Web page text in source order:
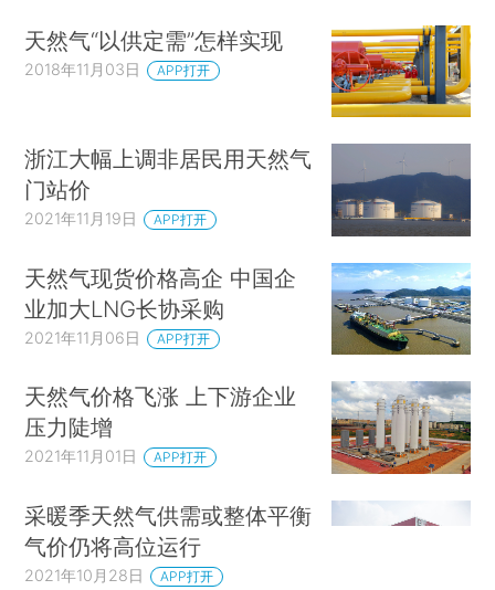
天然气“以供定需”怎样实现
2018年11月03日 APP打开
浙江大幅上调非居民用天然气
门站价
2021年11月19日 APP打开
天然气现货价格高企 中国企
业加大LNG长协采购
2021年11月06日 APP打开
天然气价格飞涨 上下游企业
压力陡增
2021年11月01日 APP打开
采暖季天然气供需或整体平衡
气价仍将高位运行
2021年10月28日 APP打开